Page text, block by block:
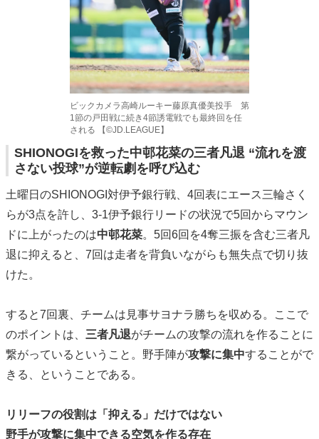
ビックカメラ高崎ルーキー藤原真優美投手 第
1節の戸田戦に続き4節誘電戦でも最終回を任
される 【©️JD.LEAGUE】
SHIONOGIを救った中邨花菜の三者凡退 “流れを渡
さない投球”が逆転劇を呼び込む
土曜日のSHIONOGI対伊予銀行戦、4回表にエース三輪さく
らが3点を許し、3-1伊予銀行リードの状況で5回からマウン
ドに上がったのは中邨花菜。5回6回を4奪三振を含む三者凡
退に抑えると、7回は走者を背負いながらも無失点で切り抜
けた。
すると7回裏、チームは見事サヨナラ勝ちを収める。ここで
のポイントは、 三者凡退がチームの攻撃の流れを作ることに
繋がっているということ。野手陣が攻撃に集中することがで
きる、ということである。
リリーフの役割は「抑える」だけではない
野手が攻撃に集中できる空気を作る存在